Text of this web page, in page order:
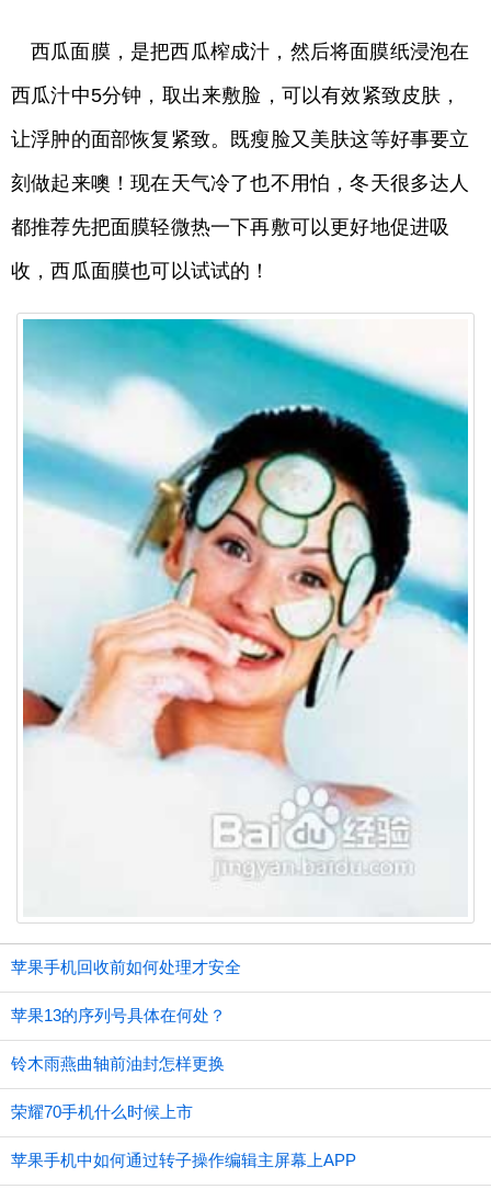
西瓜面膜，是把西瓜榨成汁，然后将面膜纸浸泡在
西瓜汁中5分钟，取出来敷脸，可以有效紧致皮肤，
让浮肿的面部恢复紧致。既瘦脸又美肤这等好事要立
刻做起来噢！现在天气冷了也不用怕，冬天很多达人
都推荐先把面膜轻微热一下再敷可以更好地促进吸
收，西瓜面膜也可以试试的！
苹果手机回收前如何处理才安全
苹果13的序列号具体在何处？
铃木雨燕曲轴前油封怎样更换
荣耀70手机什么时候上市
苹果手机中如何通过转子操作编辑主屏幕上APP